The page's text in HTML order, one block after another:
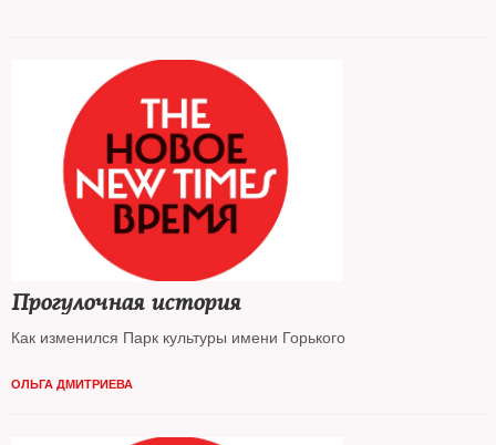
Прогулочная история
Как изменился Парк культуры имени Горького
ОЛЬГА ДМИТРИЕВА